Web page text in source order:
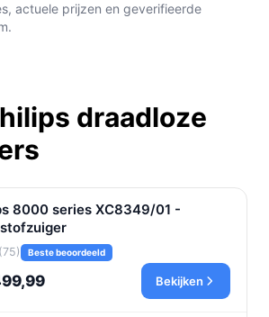
actuele prijzen en geverifieerde
draadloze
8000 series XC8349/01 -
(75) Beste beoordeeld
Bekijken